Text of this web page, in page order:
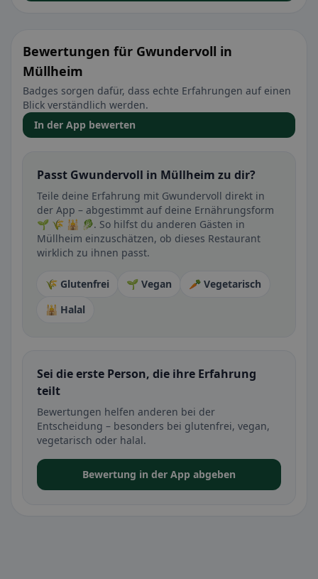
Bewertungen für Gwundervoll in
Müllheim
Badges sorgen dafür, dass echte Erfahrungen auf einen
Blick verständlich werden.
In der App bewerten
Passt Gwundervoll in Müllheim zu dir?
Teile deine Erfahrung mit Gwundervoll direkt in
der App – abgestimmt auf deine Ernährungsform
🌱 🌾 🕌 🥬. So hilfst du anderen Gästen in
Müllheim einzuschätzen, ob dieses Restaurant
wirklich zu ihnen passt.
🌾 Glutenfrei 🌱 Vegan
🥕 Vegetarisch
🕌 Halal
Sei die erste Person, die ihre Erfahrung
teilt
Bewertungen helfen anderen bei der
Entscheidung – besonders bei glutenfrei, vegan,
vegetarisch oder halal.
Bewertung in der App abgeben